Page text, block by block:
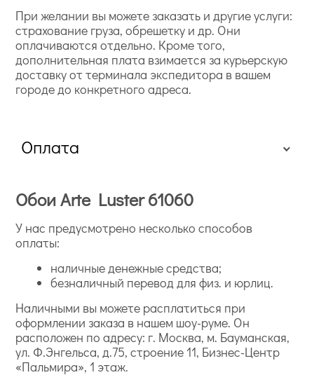
При желании вы можете заказать и другие услуги:
страхование груза, обрешетку и др. Они
оплачиваются отдельно. Кроме того,
дополнительная плата взимается за курьерскую
доставку от терминала экспедитора в вашем
городе до конкретного адреса.
Оплата
Обои Arte Luster 61060
У нас предусмотрено несколько способов
оплаты:
наличные денежные средства;
безналичный перевод для физ. и юрлиц.
Наличными вы можете расплатиться при
оформлении заказа в нашем шоу-руме. Он
расположен по адресу: г. Москва, м. Бауманская,
ул. Ф.Энгельса, д.75, строение 11, Бизнес-Центр
«Пальмира», 1 этаж.